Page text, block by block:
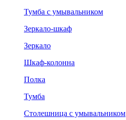
Тумба с умывальником
Зеркало-шкаф
Зеркало
Шкаф-колонна
Полка
Тумба
Столешница с умывальником